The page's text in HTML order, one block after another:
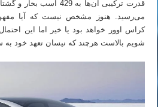
می‌رسید. هنوز مشخص نیست که آیا
کراس اوور خواهد بود یا خیر اما این
شویم بالاست هرچند که نیسان تعهد خود به